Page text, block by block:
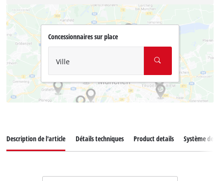
Concessionnaires sur place
Ville
Description de l'article Détails techniques Product details Système de